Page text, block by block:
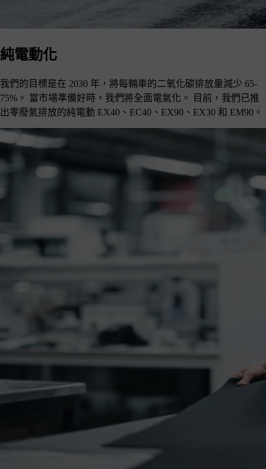
純電動化
我們的目標是在 2030 年，將每輛車的二氧化碳排放量減少 65-
75%。 當市場準備好時，我們將全面電氣化。 目前，我們已推
出零廢氣排放的純電動 EX40、EC40、EX90、EX30 和 EM90。